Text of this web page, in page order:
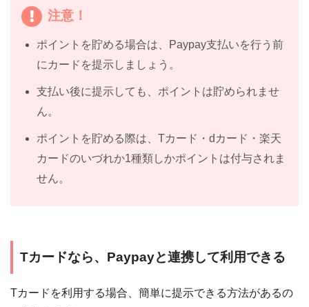
注意！
ポイントを貯める場合は、Paypay支払いを行う前
にカードを提示しましょう。
支払い後に提示しても、ポイントは貯められませ
ん。
ポイントを貯める際は、Tカード・dカード・楽天
カードのいづれか1種類しかポイントは付与されま
せん。
Tカードなら、Paypayと連携して利用できる
Tカードを利用する場合、簡単に提示できる方法があるの